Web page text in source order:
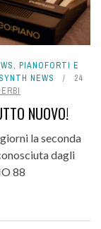
, PIANOFORTI E
NEWS
24
NUOVO!
la seconda
dagli
88